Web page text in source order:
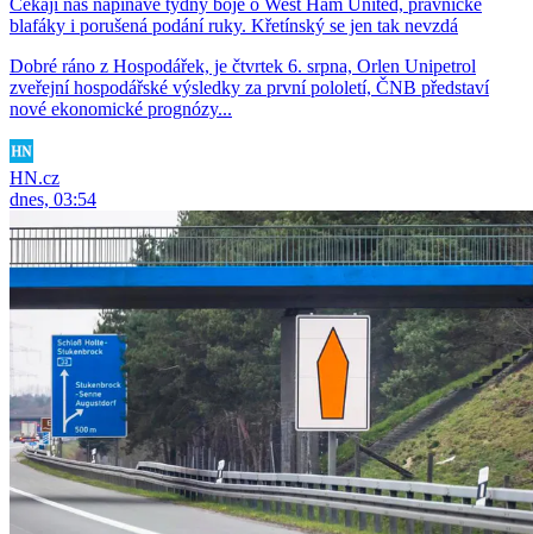
blafáky i porušená podání ruky. Křetínský se jen tak nevzdá
Dobré ráno z Hospodářek, je čtvrtek 6. srpna, Orlen Unipetrol
zveřejní hospodářské výsledky za první pololetí, ČNB představí
nové ekonomické prognózy...
HN.cz
dnes, 03:54